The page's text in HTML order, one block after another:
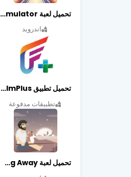
تحميل لعبة Retail Store Simulator مهكرة اخر اصدار
اندرويد
تحميل تطبيق FilmPlus أخر إصدار
تطبيقات مدفوعة
تحميل لعبة Casting Away مهكرة أخر إصدار